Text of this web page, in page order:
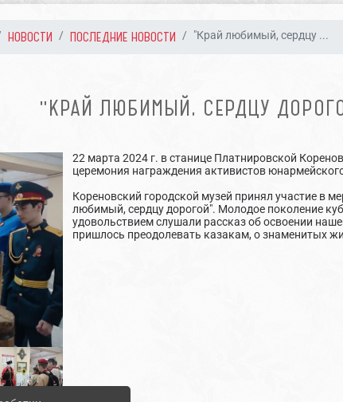
НОВОСТИ ПОСЛЕДНИЕ НОВОСТИ "Край любимый, сердцу ...
"КРАЙ ЛЮБИМЫЙ, СЕРДЦУ
22 марта 2024 г. в станице Платнировской
церемония награждения активистов
Кореновский городской музей принял участие в
любимый, сердцу дорогой". Молодое поколение
удовольствием слушали рассказ об освоении
пришлось преодолевать казакам, о знаменитых